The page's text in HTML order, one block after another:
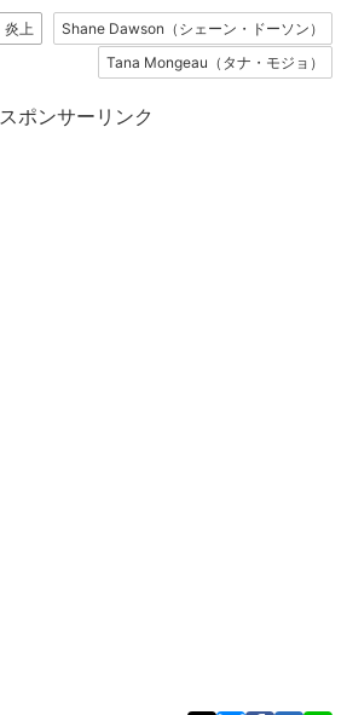
炎上
Shane Dawson（シェーン・ドーソン）
Tana Mongeau（タナ・モジョ）
スポンサーリンク